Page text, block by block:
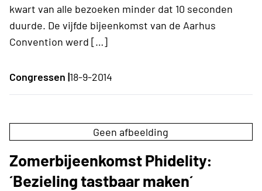
kwart van alle bezoeken minder dat 10 seconden
duurde. De vijfde bijeenkomst van de Aarhus
Convention werd […]
Congressen |18-9-2014
Geen afbeelding
Zomerbijeenkomst Phidelity:
´Bezieling tastbaar maken´